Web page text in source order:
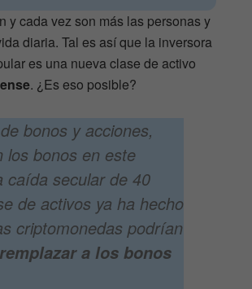
y cada vez son más las personas y
diaria. Tal es así que la inversora
es una nueva clase de activo
. ¿Es eso posible?
bonos y acciones,
los bonos en este
caída secular de 40
de activos ya ha hecho
criptomonedas podrían
a los bonos